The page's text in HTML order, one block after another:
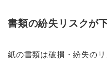
書類の紛失リスクが
紙の書類は破損・紛失の